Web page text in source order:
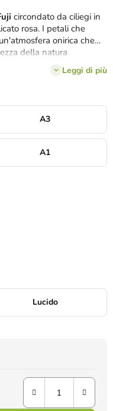
circondato da ciliegi in
rosa. I petali che
onirica che
della natura
Leggi di più
A3
A1
Lucido